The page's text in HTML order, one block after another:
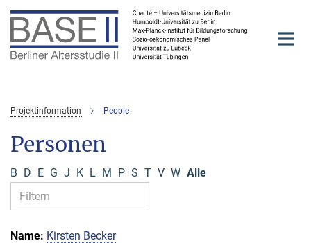
Hauptinhalt
Projektinformation People
Personen
B D E G J K L M P S T V W Alle
Kirsten Becker